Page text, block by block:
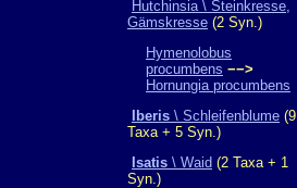
Hutchinsia \ Steinkresse,
Gämskresse (2 Syn.)
Hymenolobus
procumbens −−>
Hornungia procumbens
Iberis \ Schleifenblume (9
Taxa + 5 Syn.)
Isatis \ Waid (2 Taxa + 1
Syn.)